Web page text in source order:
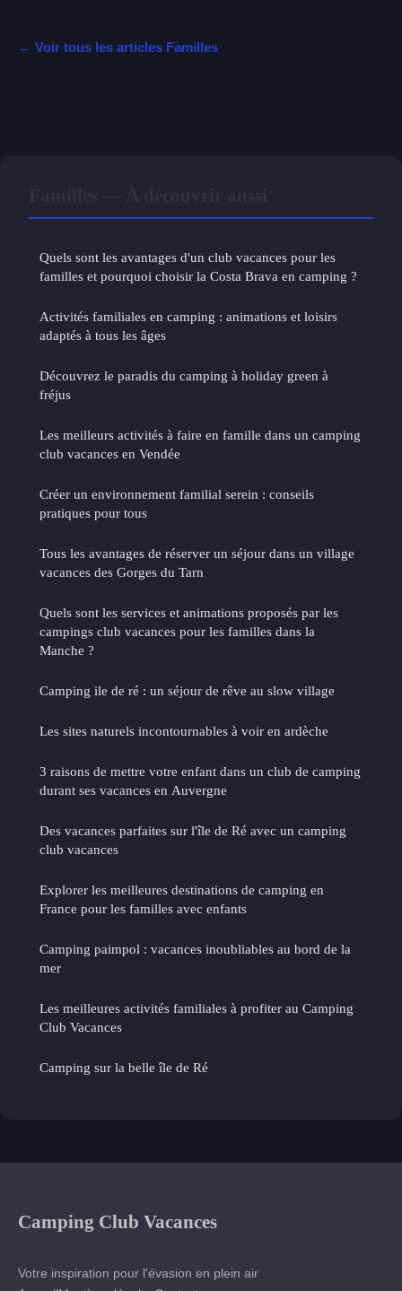
← Voir tous les articles Familles
Quels sont les avantages d'un club vacances pour les
familles et pourquoi choisir la Costa Brava en camping ?
Activités familiales en camping : animations et loisirs
adaptés à tous les âges
Découvrez le paradis du camping à holiday green à
fréjus
Les meilleurs activités à faire en famille dans un camping
club vacances en Vendée
Créer un environnement familial serein : conseils
pratiques pour tous
Tous les avantages de réserver un séjour dans un village
vacances des Gorges du Tarn
Quels sont les services et animations proposés par les
campings club vacances pour les familles dans la
Manche ?
Camping ile de ré : un séjour de rêve au slow village
Les sites naturels incontournables à voir en ardèche
3 raisons de mettre votre enfant dans un club de camping
durant ses vacances en Auvergne
Des vacances parfaites sur l'île de Ré avec un camping
club vacances
Explorer les meilleures destinations de camping en
France pour les familles avec enfants
Camping paimpol : vacances inoubliables au bord de la
mer
Les meilleures activités familiales à profiter au Camping
Club Vacances
Camping sur la belle île de Ré
Camping Club Vacances
Votre inspiration pour l'évasion en plein air